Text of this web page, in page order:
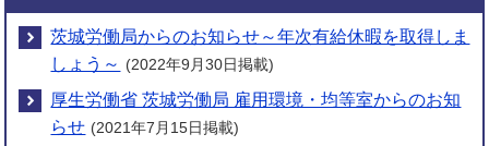
茨城労働局からのお知らせ～年次有給休暇を取得しま
しょう～ (2022年9月30日掲載)
厚生労働省 茨城労働局 雇用環境・均等室からのお知
らせ (2021年7月15日掲載)